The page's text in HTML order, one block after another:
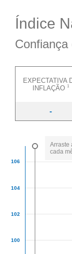
Índice
Confiança
EXPECTATIVA
INFLAÇÃO 1
-
Arraste
cada
100
102
104
106